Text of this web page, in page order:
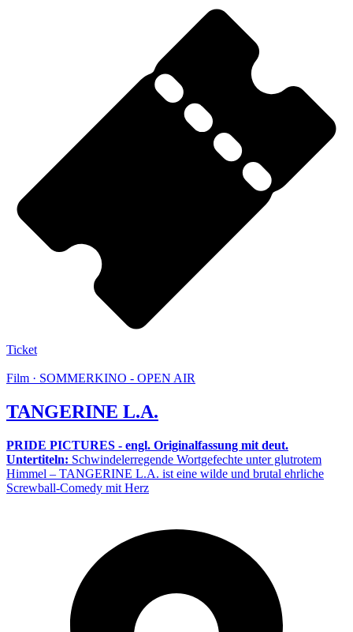
Ticket
Film · SOMMERKINO - OPEN AIR
TANGERINE L.A.
PRIDE PICTURES - engl. Originalfassung mit deut.
Untertiteln: Schwindelerregende Wortgefechte unter glutrotem
Himmel – TANGERINE L.A. ist eine wilde und brutal ehrliche
Screwball-Comedy mit Herz